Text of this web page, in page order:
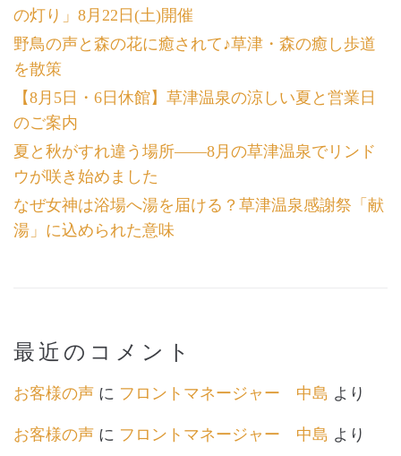
の灯り」8月22日(土)開催
野鳥の声と森の花に癒されて♪草津・森の癒し歩道
を散策
【8月5日・6日休館】草津温泉の涼しい夏と営業日
のご案内
夏と秋がすれ違う場所――8月の草津温泉でリンド
ウが咲き始めました
なぜ女神は浴場へ湯を届ける？草津温泉感謝祭「献
湯」に込められた意味
最近のコメント
お客様の声 に フロントマネージャー 中島 より
お客様の声 に フロントマネージャー 中島 より